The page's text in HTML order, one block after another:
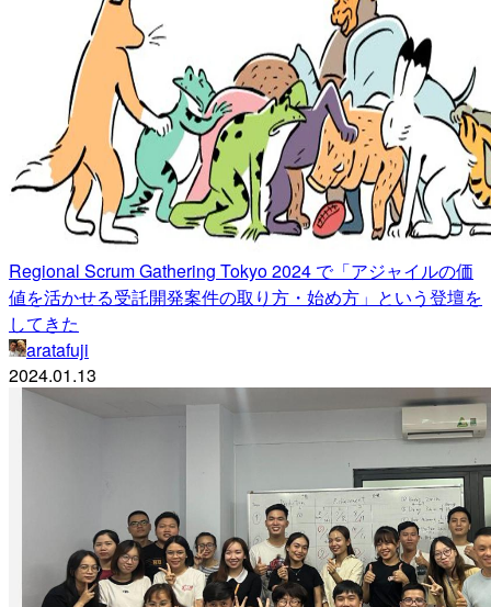
Regional Scrum Gathering Tokyo 2024 で「アジャイルの価
値を活かせる受託開発案件の取り方・始め方」という登壇を
してきた
aratafuji
2024.01.13